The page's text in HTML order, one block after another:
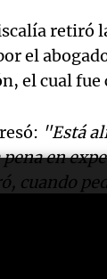
retiró
el
el cual fue
"Está
en
cuando
Oral en